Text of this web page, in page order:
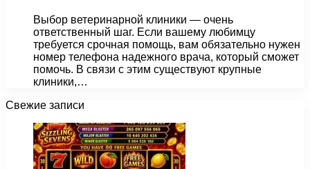
Выбор ветеринарной клиники — очень
ответственный шаг. Если вашему любимцу
требуется срочная помощь, вам обязательно нужен
номер телефона надежного врача, который сможет
помочь. В связи с этим существуют крупные
клиники,…
Свежие записи